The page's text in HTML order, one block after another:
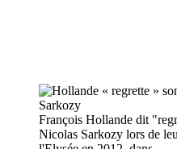
François Hollande dit
Nicolas Sarkozy lors de